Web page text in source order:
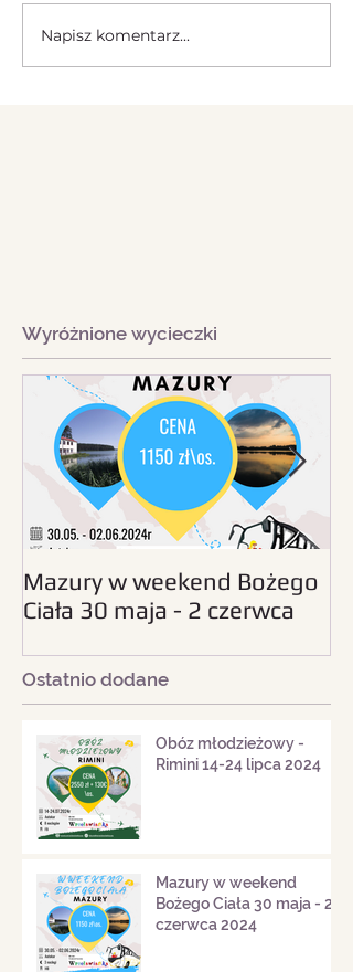
Napisz komentarz...
Wyróżnione wycieczki
Mazury w weekend Bożego
Ciała 30 maja - 2 czerwca
Ostatnio dodane
Obóz młodzieżowy -
Rimini 14-24 lipca 2024
Mazury w weekend
Bożego Ciała 30 maja - 2
czerwca 2024